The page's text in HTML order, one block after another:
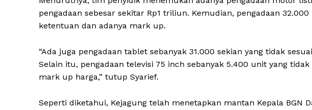
pengadaan sebesar sekitar Rp1 triliun. Kemudian, pengadaan
ketentuan dan adanya mark up.
“Ada juga pengadaan tablet sebanyak 31.000 sekian yang tidak
Selain itu, pengadaan televisi 75 inch sebanyak 5.400 unit yang
mark up harga,” tutup Syarief.
Seperti diketahui, Kejagung telah menetapkan mantan Kepala BGN